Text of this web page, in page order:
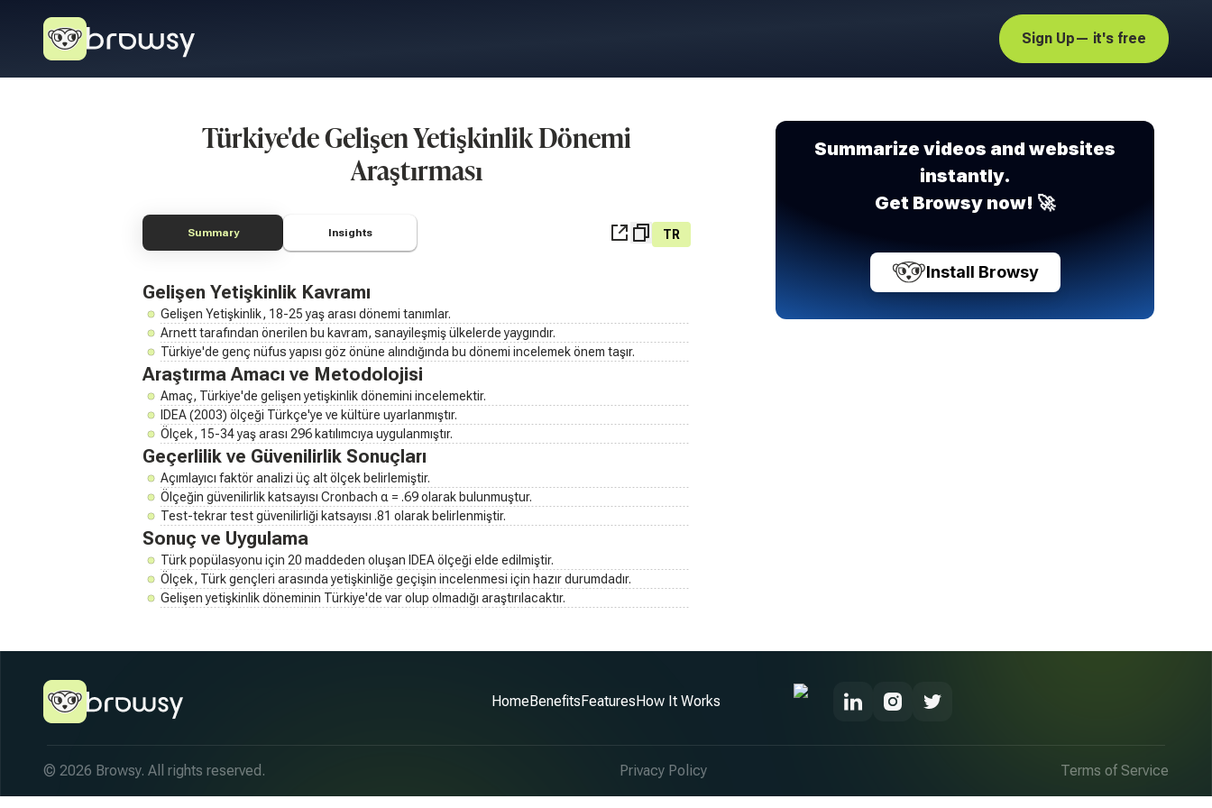
Sign Up— it's free
Türkiye'de Gelişen Yetişkinlik Dönemi
Araştırması
Summary Insights TR
Gelişen Yetişkinlik Kavramı
Gelişen Yetişkinlik, 18-25 yaş arası dönemi tanımlar.
Arnett tarafından önerilen bu kavram, sanayileşmiş ülkelerde yaygındır.
Türkiye'de genç nüfus yapısı göz önüne alındığında bu dönemi incelemek önem taşır.
Araştırma Amacı ve Metodolojisi
Amaç, Türkiye'de gelişen yetişkinlik dönemini incelemektir.
IDEA (2003) ölçeği Türkçe'ye ve kültüre uyarlanmıştır.
Ölçek, 15-34 yaş arası 296 katılımcıya uygulanmıştır.
Geçerlilik ve Güvenilirlik Sonuçları
Açımlayıcı faktör analizi üç alt ölçek belirlemiştir.
Ölçeğin güvenilirlik katsayısı Cronbach α = .69 olarak bulunmuştur.
Test-tekrar test güvenilirliği katsayısı .81 olarak belirlenmiştir.
Sonuç ve Uygulama
Türk popülasyonu için 20 maddeden oluşan IDEA ölçeği elde edilmiştir.
Ölçek, Türk gençleri arasında yetişkinliğe geçişin incelenmesi için hazır durumdadır.
Gelişen yetişkinlik döneminin Türkiye'de var olup olmadığı araştırılacaktır.
Summarize videos and websites
instantly.
Get Browsy now! 🚀
Install Browsy
HomeBenefitsFeaturesHow It Works
© 2026 Browsy. All rights reserved. Privacy Policy Terms of Service